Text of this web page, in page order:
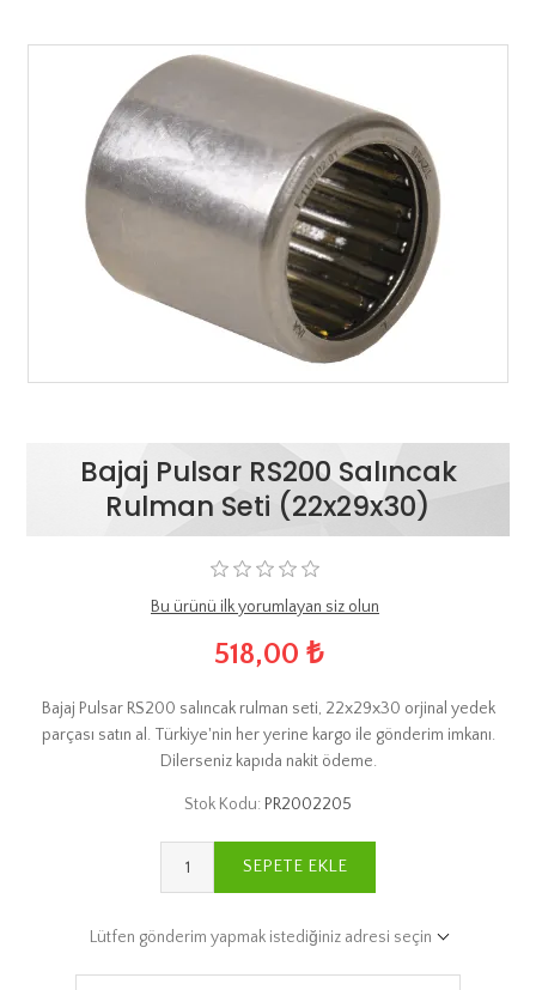
Bajaj Pulsar RS200 Salıncak
Rulman Seti (22x29x30)
Bu ürünü ilk yorumlayan siz olun
518,00 ₺
Bajaj Pulsar RS200 salıncak rulman seti, 22x29x30 orjinal yedek
parçası satın al. Türkiye'nin her yerine kargo ile gönderim imkanı.
Dilerseniz kapıda nakit ödeme.
Stok Kodu: PR2002205
SEPETE EKLE
Lütfen gönderim yapmak istediğiniz adresi seçin